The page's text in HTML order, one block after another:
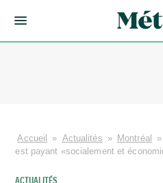
Accueil » Actualités » Montréal »
est payant «socialement et
ACTUALITÉS